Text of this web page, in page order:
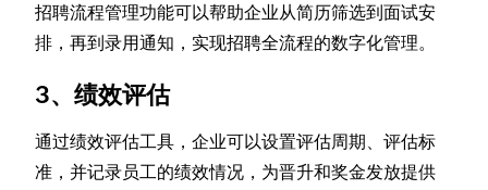
招聘流程管理功能可以帮助企业从简历筛选到面试安
排，再到录用通知，实现招聘全流程的数字化管理。
3、绩效评估
通过绩效评估工具，企业可以设置评估周期、评估标
准，并记录员工的绩效情况，为晋升和奖金发放提供